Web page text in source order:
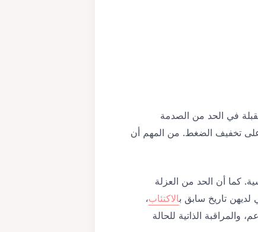
في الحد من الصدمة
على تخفيف الضغط. من المهم أن
كما أن الحد من العزلة
لديهن تاريخ سابق بالاكتئاب،
والمراقبة الذاتية للحالة